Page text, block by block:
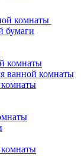
комнаты
бумаги
комнаты
ванной комнаты